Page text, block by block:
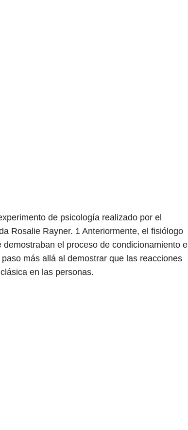
de psicología realizado por el
Rosalie Rayner. 1 Anteriormente, el fisiólogo
el proceso de condicionamiento
más allá al demostrar que las reacciones
en las personas.